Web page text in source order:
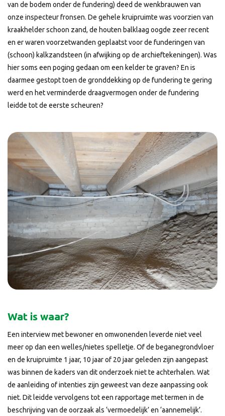
van de bodem onder de fundering) deed de wenkbrauwen van
onze inspecteur fronsen. De gehele kruipruimte was voorzien van
kraakhelder schoon zand, de houten balklaag oogde zeer recent
en er waren voorzetwanden geplaatst voor de funderingen van
(schoon) kalkzandsteen (in afwijking op de archieftekeningen). Was
hier soms een poging gedaan om een kelder te graven? En is
daarmee gestopt toen de gronddekking op de fundering te gering
werd en het verminderde draagvermogen onder de fundering
leidde tot de eerste scheuren?
Wat is waar?
Een interview met bewoner en omwonenden leverde niet veel
meer op dan een welles/nietes spelletje. Of de beganegrondvloer
en de kruipruimte 1 jaar, 10 jaar of 20 jaar geleden zijn aangepast
was binnen de kaders van dit onderzoek niet te achterhalen. Wat
de aanleiding of intenties zijn geweest van deze aanpassing ook
niet. Dit leidde vervolgens tot een rapportage met termen in de
beschrijving van de oorzaak als ‘vermoedelijk’ en ‘aannemelijk’.